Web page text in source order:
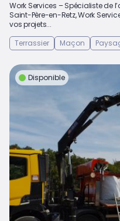
Work Services – Spécialiste de
Saint-Père-en-Retz, Work
vos projets...
Terrassier
Maçon
Disponible